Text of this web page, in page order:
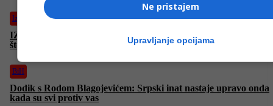
Izdvojeno
IZ MINUTE U MINUTU: Trump se pohvalio pričinjenom
štetom u Iranu
BiH
Dodik s Rodom Blagojevićem: Srpski inat nastaje upravo onda
kada su svi protiv vas
Ne pristajem
Upravljanje opcijama